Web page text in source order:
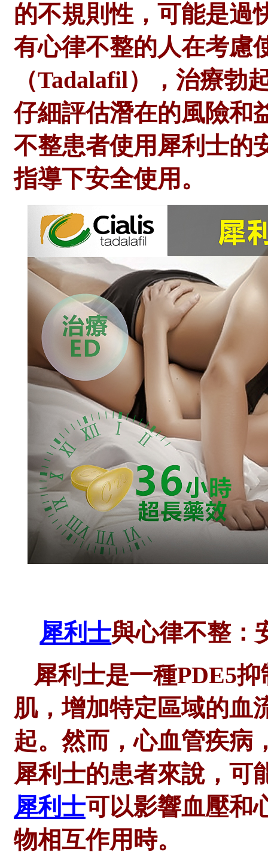
的不規則性，可能是過
有心律不整的人在考慮
（Tadalafil），治療勃
仔細評估潛在的風險和
不整患者使用犀利士的
指導下安全使用。
犀利士與心律不整：
犀利士是一種PDE5
肌，增加特定區域的血
起。然而，心血管疾病
犀利士的患者來說，可
犀利士可以影響血壓和
物相互作用時。